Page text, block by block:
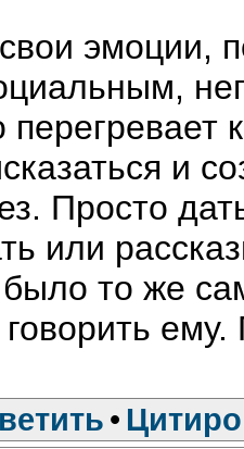
эмоции,
и
Просто
или
было то же
•